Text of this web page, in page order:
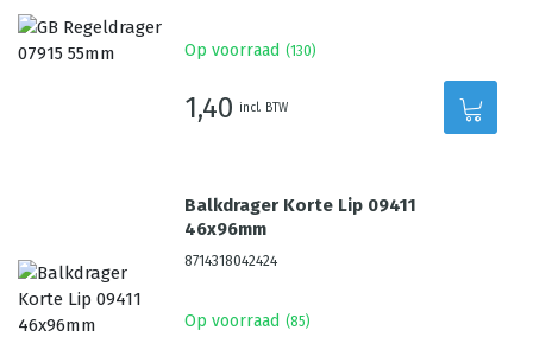
Op voorraad (130)
1,40 incl. BTW
Balkdrager Korte Lip 09411
46x96mm
8714318042424
Op voorraad (85)